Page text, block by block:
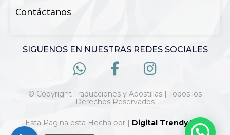
Contáctanos
SIGUENOS EN NUESTRAS REDES SOCIALES
© Copyright Traducciones y Apostillas | Todos los
Derechos Reservados
Esta Pagina esta Hecha por | Digital Trendy 360